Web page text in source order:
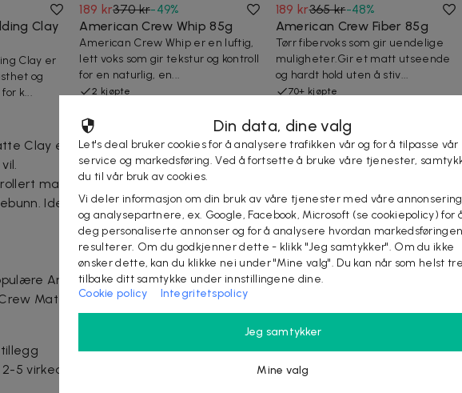
Clay
Clay er
og
k...
189 kr370 kr-49%
American Crew Whip 85g
American Crew Whip er en luftig,
lett voks som gir tekstur og kontroll
for en naturlig, en...
2 kjøpte
189 kr365 kr-48%
American Crew Fiber 85g
Tørr fibervoks som gir uendelige
muligheter.Gir et matt utseende
og hardt hold uten å stiv...
70+ kjøpte
Clay er en hårvoks med middels/høy hold og lav glans som lar deg
matt finish og gjør håret og hodebunnen mykt og glatt. Egnet for
Ideell for kortere til middels hår.
American Crew
Matte Clay 85g
5 virkedager
Din data, dine valg
Let's deal bruker cookies for å analysere trafikken vår og for å tilpasse vår
service og markedsføring. Ved å fortsette å bruke våre tjenester,
du til vår bruk av cookies.
Vi deler informasjon om din bruk av våre tjenester med våre
og analysepartnere, ex. Google, Facebook, Microsoft (se cookiepolicy) for
deg personaliserte annonser og for å analysere hvordan
resulterer. Om du godkjenner dette - klikk "Jeg samtykker". Om du ikke
ønsker dette, kan du klikke nei under "Mine valg". Du kan når som helst
tilbake ditt samtykke under innstillingene dine.
Cookie policy
Integritetspolicy
Jeg samtykker
Mine valg